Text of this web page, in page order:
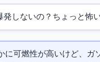
発しないの？ちょっと怖い
に可燃性が高いけど、ガ